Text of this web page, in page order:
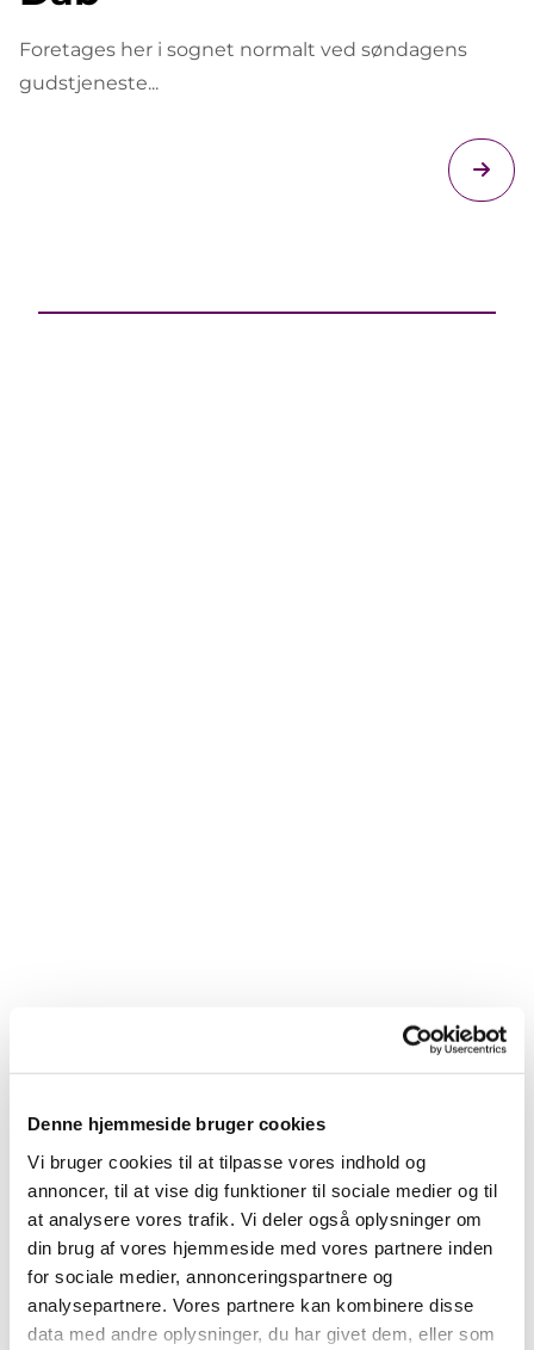
Denne hjemmeside bruger cookies
Vi bruger cookies til at tilpasse vores indhold og
annoncer, til at vise dig funktioner til sociale medier og til
at analysere vores trafik. Vi deler også oplysninger om
din brug af vores hjemmeside med vores partnere inden
for sociale medier, annonceringspartnere og
analysepartnere. Vores partnere kan kombinere disse
data med andre oplysninger, du har givet dem, eller som
Foretages her i sognet normalt ved søndagens
gudstjeneste...
Gudstjenester